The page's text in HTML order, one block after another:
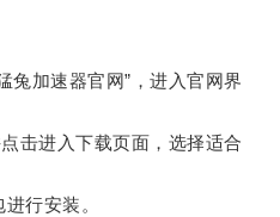
加速器官网”，进入官网界
击进入下载页面，选择适合
行安装。